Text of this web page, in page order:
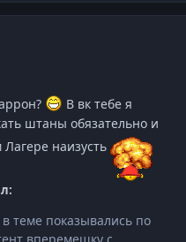
В вк тебе я
штаны обязательно и
наизусть
теме показывались по